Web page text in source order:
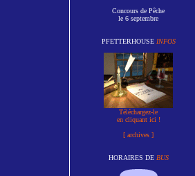
Concours de Pêche
le 6 septembre
PFETTERHOUSE INFOS
Téléchargez-le
en cliquant ici !
[ archives ]
HORAIRES DE BUS